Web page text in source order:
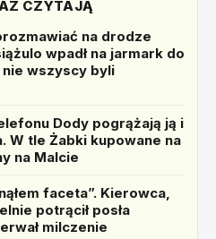
CZYTAJĄ
na drodze
wpadł na jarmark do
nie wszyscy byli
Dody pogrążają ją i
W tle Żabki kupowane na
na Malcie
faceta”. Kierowca,
potrącił posła
milczenie